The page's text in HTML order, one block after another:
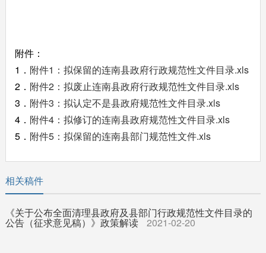
附件：
1． 附件1：拟保留的连南县政府行政规范性文件目录.xls
2． 附件2：拟废止连南县政府行政规范性文件目录.xls
3． 附件3：拟认定不是县政府规范性文件目录.xls
4． 附件4：拟修订的连南县政府规范性文件目录.xls
5． 附件5：拟保留的连南县部门规范性文件.xls
相关稿件
《关于公布全面清理县政府及县部门行政规范性文件目录的
公告（征求意见稿）》政策解读 2021-02-20